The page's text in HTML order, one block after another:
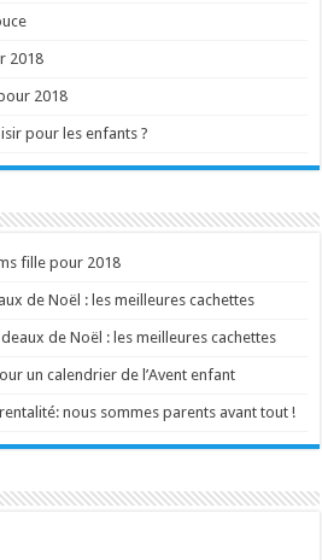
2018
2018
pour les enfants ?
fille pour 2018
de Noël : les meilleures cachettes
de Noël : les meilleures cachettes
un calendrier de l’Avent enfant
nous sommes parents avant tout !